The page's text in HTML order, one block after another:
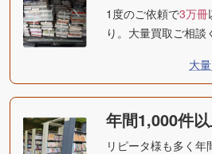
1度のご依頼で3万冊
り。大量買取ご相談
大
年間1,000件
リピータ様も多く